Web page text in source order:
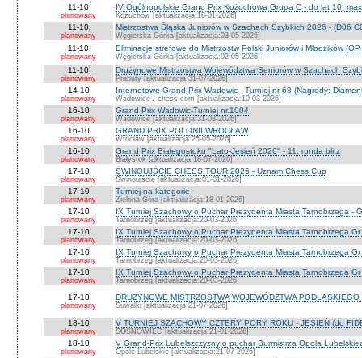
11-10
planowany
IV Ogólnopolskie Grand Prix Kożuchowa Grupa C - do lat 10;
Kożuchów [aktualizacja:18-01-2026]
11-10
planowany
Mistrzostwa Śląska Juniorów w Szachach Szybkich 2026 - (D06
Węgierska Górka [aktualizacja:03-05-2026]
11-10
planowany
Eliminacje strefowe do Mistrzostw Polski Juniorów i Młodzików
Węgierska Górka [aktualizacja:02-05-2026]
11-10
planowany
Drużynowe Mistrzostwa Województwa Seniorów w Szachach
Prabuty [aktualizacja:31-07-2026]
14-10
planowany
Internetowe Grand Prix Wadowic - Turniej nr 68 (Nagrody:
Wadowice / chess.com [aktualizacja:10-03-2026]
16-10
planowany
Grand Prix Wadowic-Turniej nr.1004
Wadowice [aktualizacja:31-03-2026]
16-10
planowany
GRAND PRIX POLONII WROCŁAW
Wrocław [aktualizacja:25-05-2026]
16-10
planowany
Grand Prix Białegostoku "Lato-Jesień 2026" - 11. runda blitz
Białystok [aktualizacja:18-07-2026]
17-10
planowany
ŚWINOUJŚCIE CHESS TOUR 2026 - Uznam Chess Cup
Świnoujście [aktualizacja:01-01-2026]
17-10
planowany
Turniej na kategorie
Zielona Góra [aktualizacja:18-01-2026]
17-10
planowany
IX Turniej Szachowy o Puchar Prezydenta Miasta Tarnobrzega -
Tarnobrzeg [aktualizacja:20-03-2026]
17-10
planowany
IX Turniej Szachowy o Puchar Prezydenta Miasta Tarnobrzega
Tarnobrzeg [aktualizacja:20-03-2026]
17-10
planowany
IX Turniej Szachowy o Puchar Prezydenta Miasta Tarnobrzega
Tarnobrzeg [aktualizacja:20-03-2026]
17-10
planowany
IX Turniej Szachowy o Puchar Prezydenta Miasta Tarnobrzega Gr
Tarnobrzeg [aktualizacja:20-03-2026]
17-10
planowany
DRUŻYNOWE MISTRZOSTWA WOJEWÓDZTWA
Suwałki [aktualizacja:21-07-2026]
18-10
planowany
V TURNIEJ SZACHOWY CZTERY PORY ROKU - JESIEŃ (do
SOSNOWIEC [aktualizacja:21-01-2026]
18-10
planowany
V Grand-Prix Lubelszczyzny o puchar Burmistrza Opola
Opole Lubelskie [aktualizacja:21-07-2026]